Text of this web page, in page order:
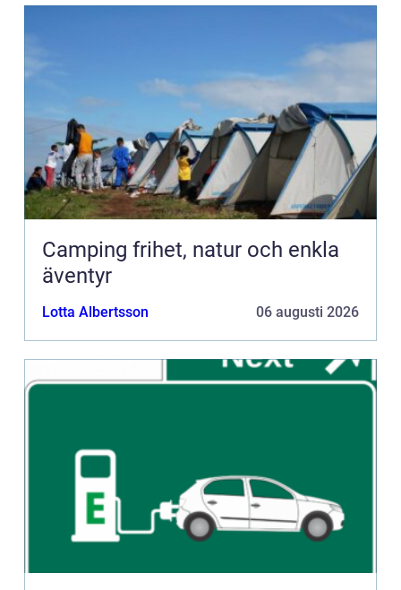
Camping frihet, natur och enkla
äventyr
Lotta Albertsson 06 augusti 2026